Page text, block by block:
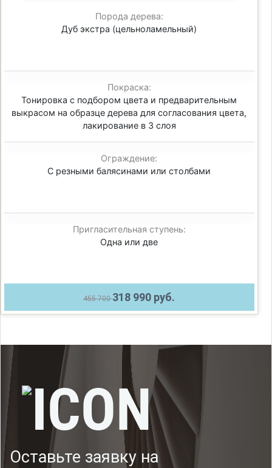
Порода дерева:
Дуб экстра (цельноламельный)
Покраска:
Тонировка с подбором цвета и предварительным
выкрасом на образце дерева для согласования цвета,
лакирование в 3 слоя
Ограждение:
С резными балясинами или столбами
Пригласительная ступень:
Одна или две
455 700318 990 руб.
Оставьте заявку на